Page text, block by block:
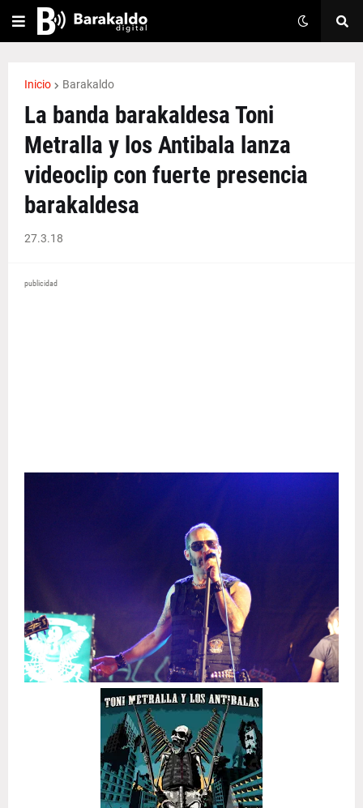
Inicio Barakaldo
La banda barakaldesa Toni
Metralla y los Antibala lanza
videoclip con fuerte presencia
barakaldesa
27.3.18
publicidad